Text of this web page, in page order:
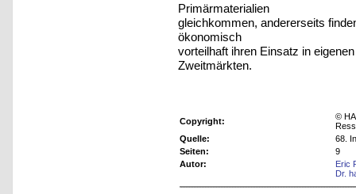
Primärmaterialien
gleichkommen, andererseits
ökonomisch
vorteilhaft ihren Einsatz in
Zweitmärkten.
Copyright:
©
Quelle:
68.
Seiten:
9
Autor:
Eric
Dr.